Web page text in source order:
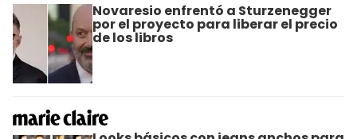
Novaresio enfrentó a Sturzenegger
por el proyecto para liberar el precio
de los libros